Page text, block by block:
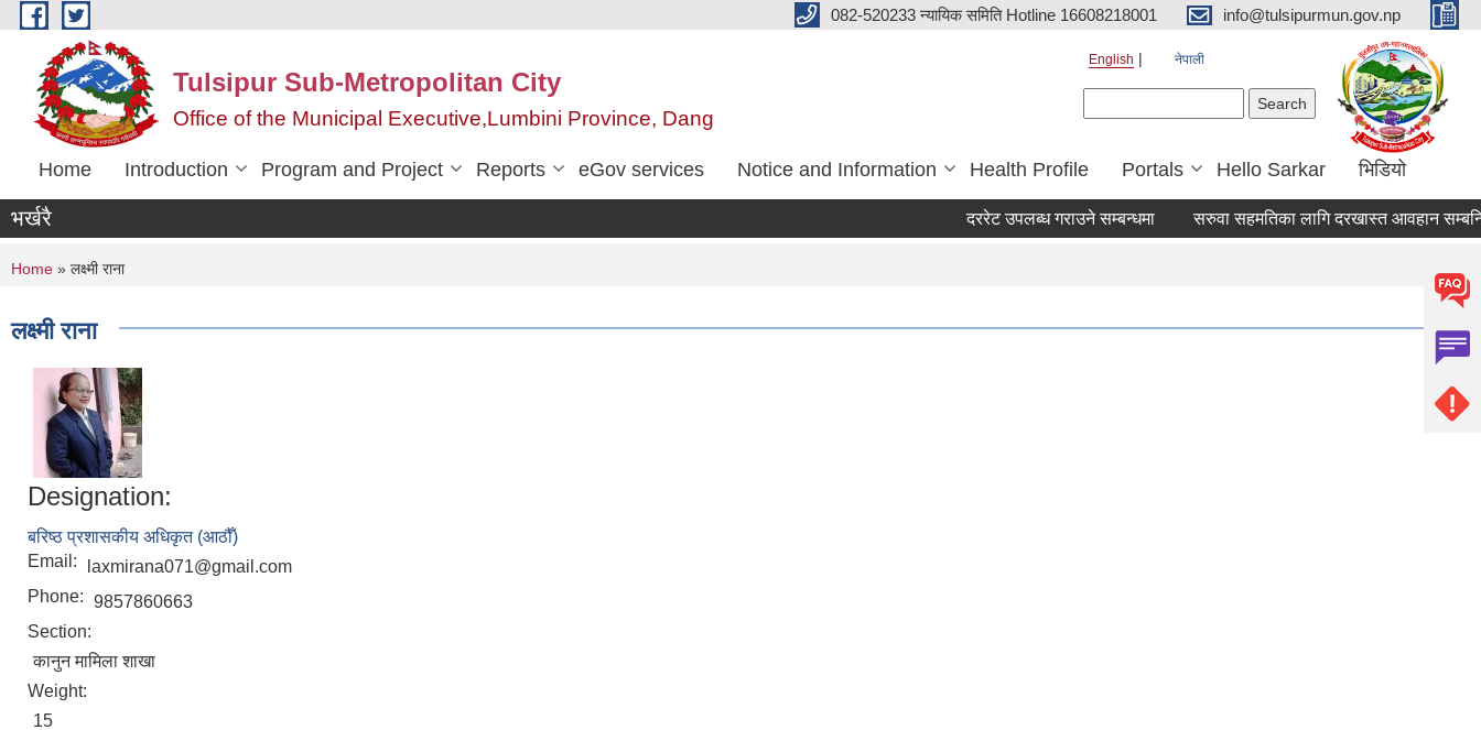
Skip to main content 082-520233 न्यायिक समिति Hotline 16608218001 info@tulsipurmun.gov.np
Tulsipur Sub-Metropolitan City
Office of the Municipal Executive,Lumbini Province, Dang
English नेपाली
Home Introduction Program and Project Reports eGov services Notice and Information Health Profile Portals Hello Sarkar भिडियो
भर्खरै दररेट उपलब्ध गराउने सम्बन्धमा सरुवा सहमतिका लागि दरखास्त आवहान सम्बन्धि
You are here
Home » लक्ष्मी राना
लक्ष्मी राना
Designation:
बरिष्ठ प्रशासकीय अधिकृत (आठौँ)
Email:
laxmirana071@gmail.com
Phone: 9857860663
Section:
कानुन मामिला शाखा
Weight:
15